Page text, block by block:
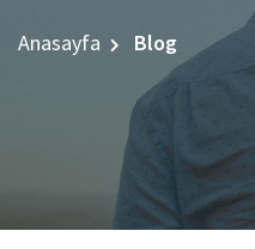
Anasayfa Blog